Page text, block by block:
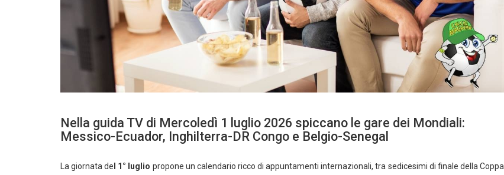
Nella guida TV di Mercoledì 1 luglio 2026 spiccano le gare dei Mondiali:
Messico-Ecuador, Inghilterra-DR Congo e Belgio-Senegal
La giornata de l 1° luglio propone un calendario ricco di appuntamenti internazionali, tra sedicesimi di finale della Coppa